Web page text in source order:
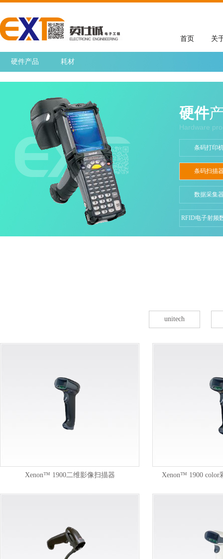
关
首页
硬件产品 耗材
硬件
Hardware
条码打印
条码扫描
数据采集
RFID电子射频
unitech
Xenon™ 1900二维影像扫描器 Xenon™ 1900 color